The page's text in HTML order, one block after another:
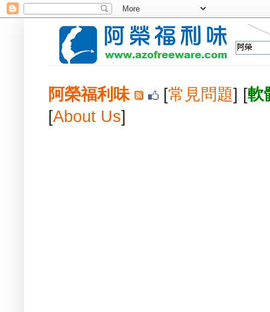
阿榮福利味 [常見問題] [軟
[About Us]